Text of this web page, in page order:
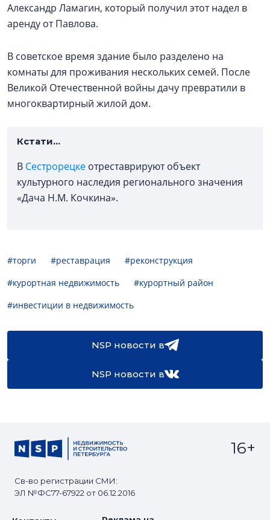
Александр Ламагин, который получил этот надел в
аренду от Павлова.
В советское время здание было разделено на
комнаты для проживания нескольких семей. После
Великой Отечественной войны дачу превратили в
многоквартирный жилой дом.
Кстати...
В Сестрорецке отреставрируют объект
культурного наследия регионального значения
«Дача Н.М. Кочкина».
#торги #реставрация
#реконструкция
#курортная недвижимость
#курортный район
#инвестиции в недвижимость
NSP новости в
NSP новости в
Св-во регистрации СМИ:
ЭЛ №ФС77-67922 от 06.12.2016
16+